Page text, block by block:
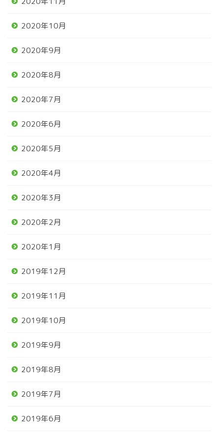
2020年10月
2020年9月
2020年8月
2020年7月
2020年6月
2020年5月
2020年4月
2020年3月
2020年2月
2020年1月
2019年12月
2019年11月
2019年10月
2019年9月
2019年8月
2019年7月
2019年6月